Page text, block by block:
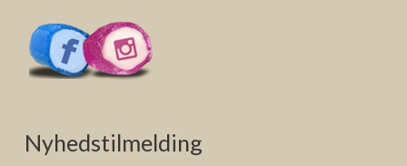
Nyhedstilmelding